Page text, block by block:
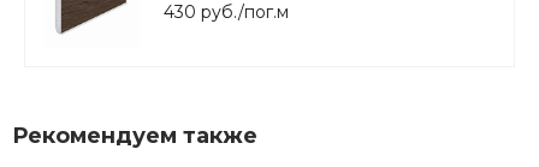
430 руб./пог.м
Рекомендуем также